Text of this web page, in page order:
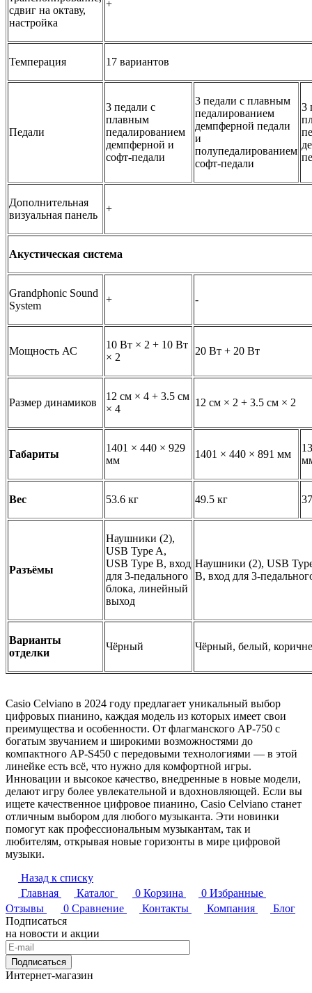
сдвиг на октаву,
настройка
+
Темперация 17 вариантов
Педали
3 педали с
плавным
педалированием
демпферной и
софт-педали
3 педали с плавным
педалированием
демпферной педали
и
полупедалированием
софт-педали
3
Дополнительная
визуальная панель
+
Акустическая система
Grandphonic Sound
System
+ -
Мощность АС
10 Вт × 2 + 10 Вт
× 2
20 Вт + 20 Вт
Размер динамиков
12 см × 4 + 3.5 см
× 4
12 см × 2 + 3.5 см × 2
Габариты
1401 × 440 × 929
мм
1401 × 440 × 891 мм
Вес 53.6 кг 49.5 кг
Разъёмы
Наушники (2),
USB Type A,
USB Type B, вход
для 3-педального
блока, линейный
выход
Наушники (2), USB
B, вход для 3-
Варианты
отделки
Чёрный Чёрный, белый,
Casio Celviano в 2024 году предлагает уникальный выбор
цифровых пианино, каждая модель из которых имеет свои
преимущества и особенности. От флагманского AP-750 с
богатым звучанием и широкими возможностями до
компактного AP-S450 с передовыми технологиями — в этой
линейке есть всё, что нужно для комфортной игры.
Инновации и высокое качество, внедренные в новые модели,
делают игру более увлекательной и вдохновляющей. Если вы
ищете качественное цифровое пианино, Casio Celviano станет
отличным выбором для любого музыканта. Эти новинки
помогут как профессиональным музыкантам, так и
любителям, открывая новые горизонты в мире цифровой
музыки.
Назад к списку
Главная
Каталог 0 Корзина 0 Избранные
Отзывы
0 Сравнение Контакты Компания
Блог
Подписаться
на новости и акции
Подписаться
Интернет-магазин